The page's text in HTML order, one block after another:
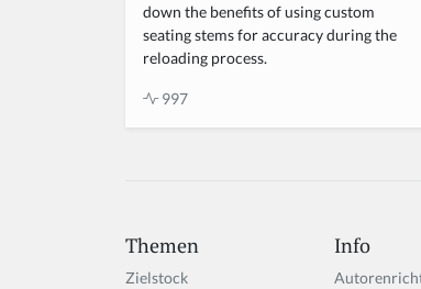
down the benefits of using custom
seating stems for accuracy during the
reloading process.
997
Themen
Zielstock
Info